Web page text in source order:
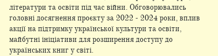
літератури та освіти під час війни. Обговорювались
головні досягнення проєкту за 2022 - 2024 роки, вплив
акції на підтримку української культури та освіти,
майбутні ініціативи для розширення доступу до
українських книг у світі.